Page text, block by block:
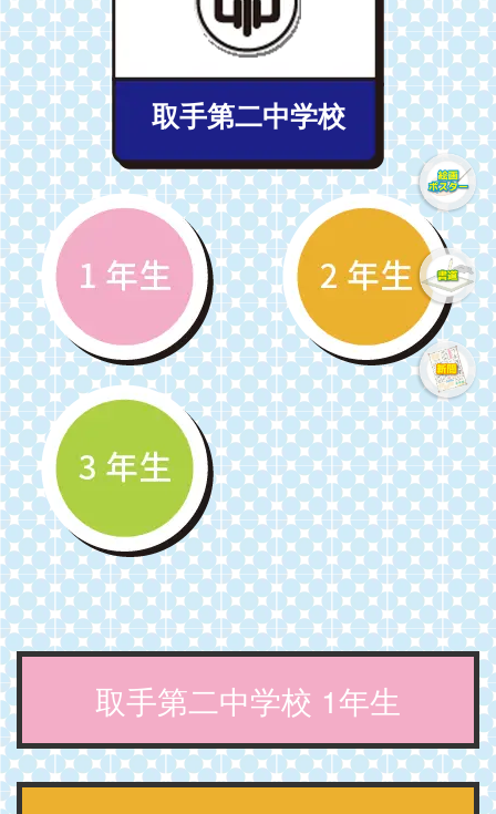
取手第二中学校
取手第二中学校 1年生